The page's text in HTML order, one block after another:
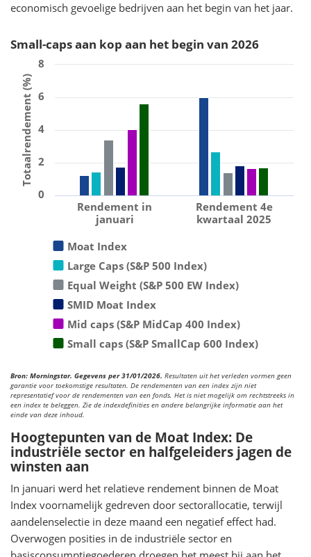
economisch gevoelige bedrijven aan het begin van het jaar.
Small-caps aan kop aan het begin van 2026
Totaalrendement (%)
Moat Index
Large Caps (S&P 500 Index)
Equal Weight (S&P 500 EW Index)
SMID Moat Index
Mid caps (S&P MidCap 400 Index)
Small caps (S&P SmallCap 600 Index)
Rendement in
januari
Rendement 4e
kwartaal 2025
0
2
4
6
8
Bron: Morningstar. Gegevens per 31/01/2026. Resultaten uit het verleden vormen geen
garantie voor toekomstige resultaten. De rendementen van een index zijn niet
representatief voor de rendementen van een fonds. Het is niet mogelijk om rechtstreeks in
een index te beleggen. Zie de indexdefinities en andere belangrijke informatie aan het
einde van deze inhoud.
Hoogtepunten van de Moat Index: De
industriële sector en halfgeleiders jagen de
winsten aan
In januari werd het relatieve rendement binnen de Moat
Index voornamelijk gedreven door sectorallocatie, terwijl
aandelenselectie in deze maand een negatief effect had.
Overwogen posities in de industriële sector en